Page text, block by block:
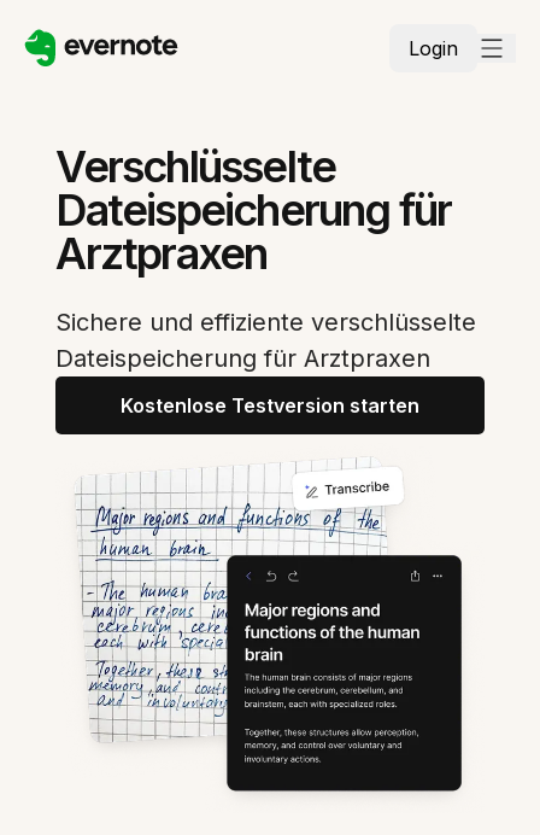
Login
Verschlüsselte
Dateispeicherung für
Arztpraxen
Sichere und effiziente verschlüsselte
Dateispeicherung für Arztpraxen
Kostenlose Testversion starten